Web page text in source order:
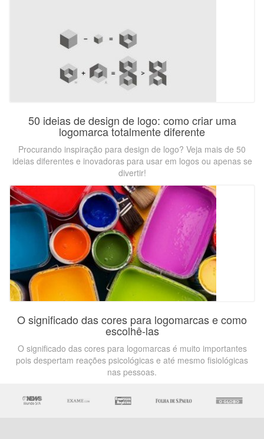
50 ideias de design de logo: como criar uma
logomarca totalmente diferente
Procurando inspiração para design de logo? Veja mais de 50
ideias diferentes e inovadoras para usar em logos ou apenas se
divertir!
O significado das cores para logomarcas e como
escolhê-las
O significado das cores para logomarcas é muito importantes
pois despertam reações psicológicas e até mesmo fisiológicas
nas pessoas.